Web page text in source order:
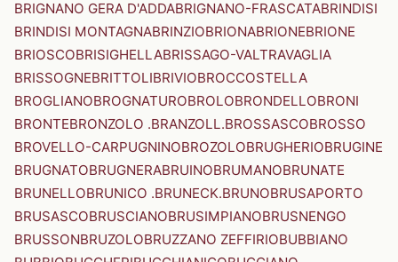
BRIGNANO GERA D'ADDABRIGNANO-FRASCATABRINDISI
BRINDISI MONTAGNABRINZIOBRIONABRIONEBRIONE
BRIOSCOBRISIGHELLABRISSAGO-VALTRAVAGLIA
BRISSOGNEBRITTOLIBRIVIOBROCCOSTELLA
BROGLIANOBROGNATUROBROLOBRONDELLOBRONI
BRONTEBRONZOLO .BRANZOLL.BROSSASCOBROSSO
BROVELLO-CARPUGNINOBROZOLOBRUGHERIOBRUGINE
BRUGNATOBRUGNERABRUINOBRUMANOBRUNATE
BRUNELLOBRUNICO .BRUNECK.BRUNOBRUSAPORTO
BRUSASCOBRUSCIANOBRUSIMPIANOBRUSNENGO
BRUSSONBRUZOLOBRUZZANO ZEFFIRIOBUBBIANO